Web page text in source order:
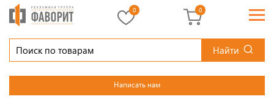
Найти
Написать нам
0 0